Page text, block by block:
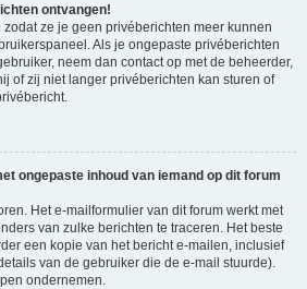
ontvangen!
ze je geen privéberichten meer kunnen
Als je ongepaste privéberichten
neem dan contact op met de beheerder,
of zij niet langer privéberichten kan sturen of
ongepaste inhoud van iemand op dit forum
Het e-mailformulier van dit forum werkt met
van zulke berichten te traceren. Het beste
een kopie van het bericht e-mailen, inclusief
van de gebruiker die de e-mail stuurde).
ondernemen.